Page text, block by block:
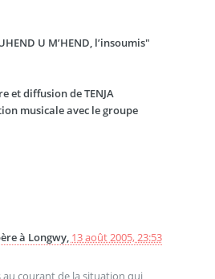
U M’HEND, l’insoumis"
et diffusion de TENJA
musicale avec le groupe
à Longwy, 13 août 2005, 23:53
courant de la situation qui